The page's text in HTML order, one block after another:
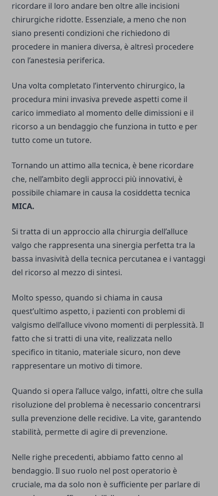
ricordare il loro andare ben oltre alle incisioni
chirurgiche ridotte. Essenziale, a meno che non
siano presenti condizioni che richiedono di
procedere in maniera diversa, è altresì procedere
con l’anestesia periferica.
Una volta completato l’intervento chirurgico, la
procedura mini invasiva prevede aspetti come il
carico immediato al momento delle dimissioni e il
ricorso a un bendaggio che funziona in tutto e per
tutto come un tutore.
Tornando un attimo alla tecnica, è bene ricordare
che, nell’ambito degli approcci più innovativi, è
possibile chiamare in causa la cosiddetta tecnica
MICA.
Si tratta di un approccio alla chirurgia dell’alluce
valgo che rappresenta una sinergia perfetta tra la
bassa invasività della tecnica percutanea e i vantaggi
del ricorso al mezzo di sintesi.
Molto spesso, quando si chiama in causa
quest’ultimo aspetto, i pazienti con problemi di
valgismo dell’alluce vivono momenti di perplessità. Il
fatto che si tratti di una vite, realizzata nello
specifico in titanio, materiale sicuro, non deve
rappresentare un motivo di timore.
Quando si opera l’alluce valgo, infatti, oltre che sulla
risoluzione del problema è necessario concentrarsi
sulla prevenzione delle recidive. La vite, garantendo
stabilità, permette di agire di prevenzione.
Nelle righe precedenti, abbiamo fatto cenno al
bendaggio. Il suo ruolo nel post operatorio è
cruciale, ma da solo non è sufficiente per parlare di